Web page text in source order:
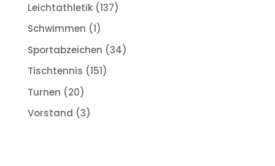
Leichtathletik(137)
Schwimmen (1)
Sportabzeichen (34)
Tischtennis (151)
Turnen (20)
Vorstand (3)